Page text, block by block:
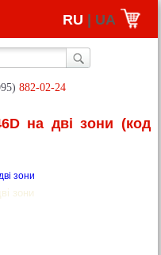
RU | UA
882-02-24
на дві зони (код
зони